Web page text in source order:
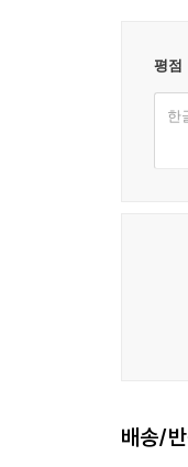
평점
한
배송/